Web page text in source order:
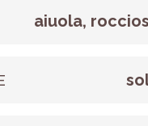
aiuola,